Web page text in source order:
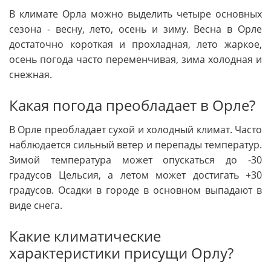
В климате Орла можно выделить четыре основных
сезона - весну, лето, осень и зиму. Весна в Орле
достаточно короткая и прохладная, лето жаркое,
осень погода часто переменчивая, зима холодная и
снежная.
Какая погода преобладает в Орле?
В Орле преобладает сухой и холодный климат. Часто
наблюдается сильный ветер и перепады температур.
Зимой температура может опускаться до -30
градусов Цельсия, а летом может достигать +30
градусов. Осадки в городе в основном выпадают в
виде снега.
Какие климатические
характеристики присущи Орлу?